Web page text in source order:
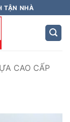
TẬN NHÀ
CAO CẤP